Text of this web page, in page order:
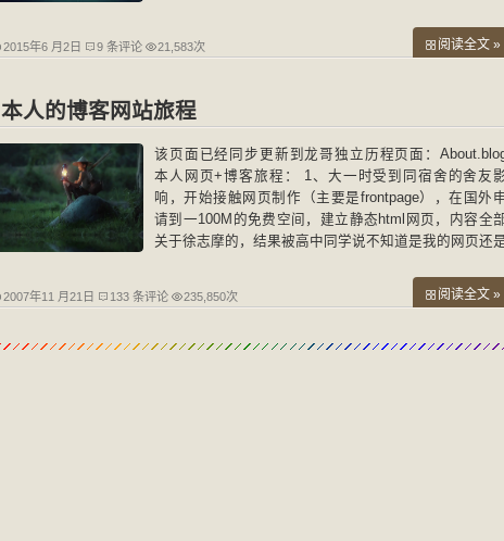
2015年6 月2日 9 条评论 21,583次 阅读全文 »
本人的博客网站旅程
该页面已经同步更新到龙哥独立历程页面：
本人网页+博客旅程： 1、大一时受到同宿舍的舍友
响，开始接触网页制作（主要是frontpage），在国外
请到一100M的免费空间，建立静态html网页，内容全
关于徐志摩的，结果被高中同学说不知道是我的网页还
2007年11 月21日 133 条评论 235,850次 阅读全文 »